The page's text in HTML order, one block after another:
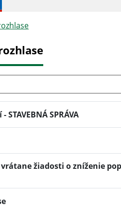
SPRÁVA
žiadosti o zníženie